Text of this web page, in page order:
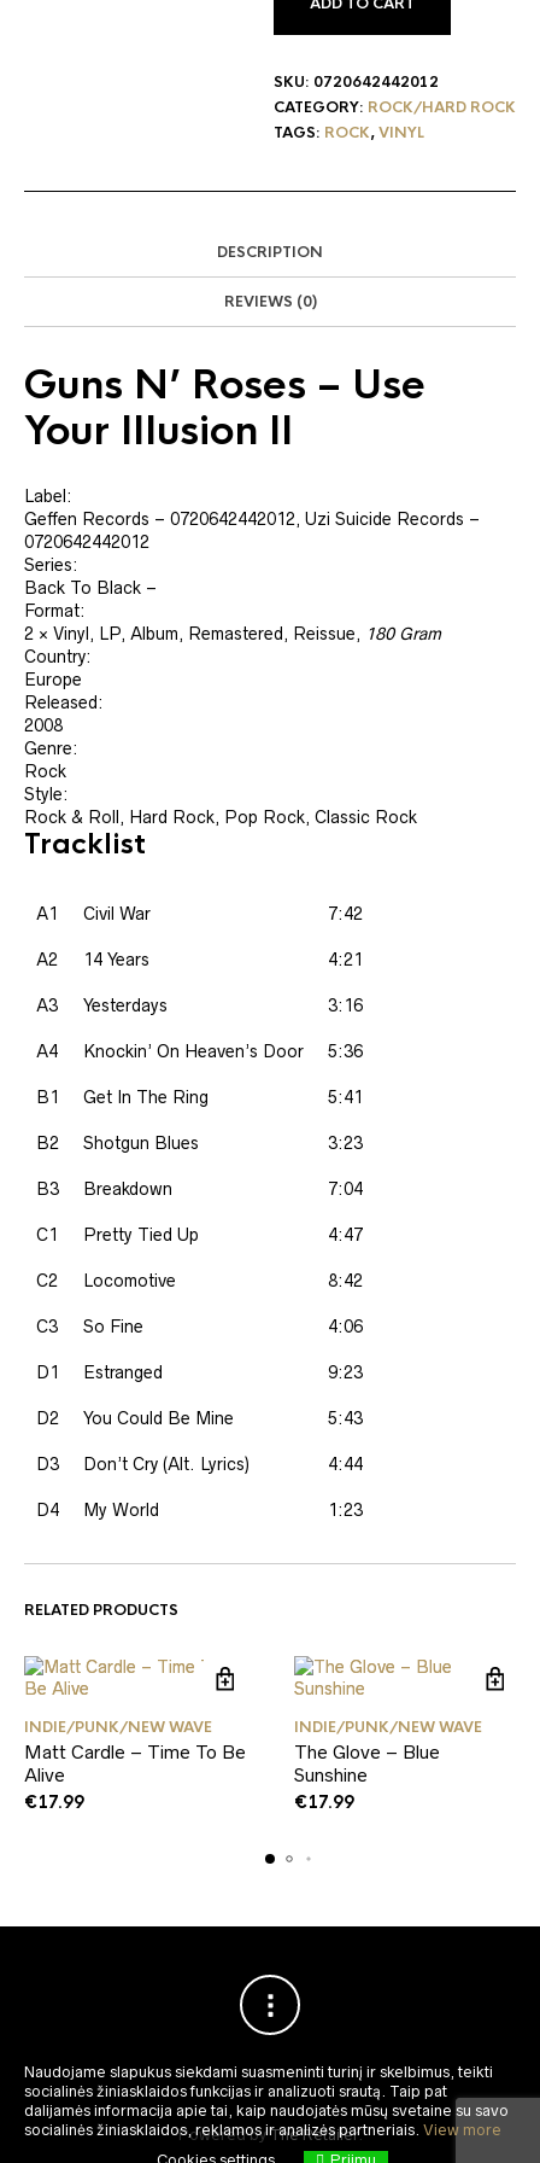
SKU: 0720642442012
CATEGORY: ROCK/HARD ROCK
TAGS: ROCK,VINYL
DESCRIPTION
REVIEWS (0)
Guns N’ Roses ‎– Use
Your Illusion II
Label:
Geffen Records ‎– 0720642442012, Uzi Suicide Records ‎–
0720642442012
Series:
Back To Black –
Format:
2 × Vinyl, LP, Album, Remastered, Reissue, 180 Gram
Country:
Europe
Released:
2008
Genre:
Rock
Style:
Rock & Roll, Hard Rock, Pop Rock, Classic Rock
Tracklist
A1 Civil War 7:42
A2 14 Years 4:21
A3 Yesterdays 3:16
A4 Knockin’ On Heaven’s Door 5:36
B1 Get In The Ring 5:41
B2 Shotgun Blues 3:23
B3 Breakdown 7:04
C1 Pretty Tied Up 4:47
C2 Locomotive 8:42
C3 So Fine 4:06
D1 Estranged 9:23
D2 You Could Be Mine 5:43
D3 Don’t Cry (Alt. Lyrics) 4:44
D4 My World 1:23
RELATED PRODUCTS
INDIE/PUNK/NEW WAVE
Matt Cardle – Time To Be
Alive
€17.99
INDIE/PUNK/NEW WAVE
The Glove – Blue
Sunshine
€17.99
Powered byThe Retailer.
Naudojame slapukus siekdami suasmeninti turinį ir skelbimus, teikti
socialinės žiniasklaidos funkcijas ir analizuoti srautą. Taip pat
dalijamės informacija apie tai, kaip naudojatės mūsų svetaine su savo
socialinės žiniasklaidos, reklamos ir analizės partneriais. View more